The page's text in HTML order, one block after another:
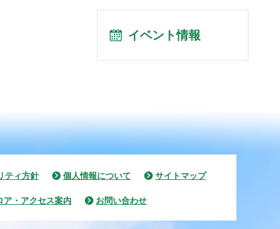
イベント情報
ティ方針 個人情報について サイトマップ
ア・アクセス案内 お問い合わせ